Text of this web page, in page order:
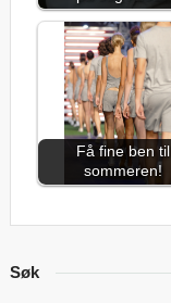
Få fine ben til
sommeren!
Søk